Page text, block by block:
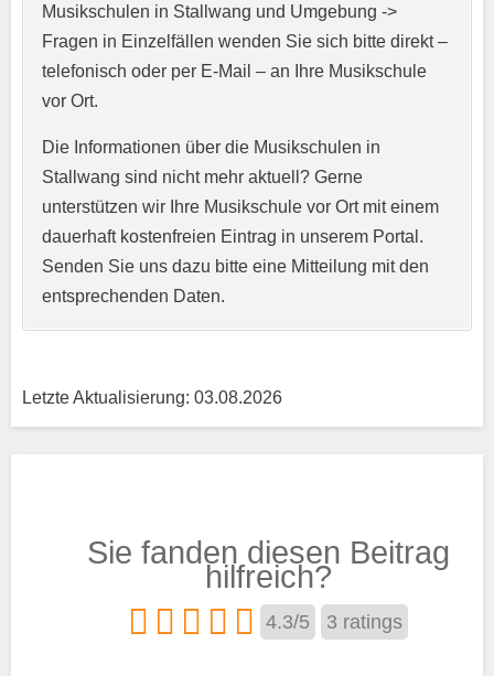
Kurzprofil der Musikschule*
Trägertyp*
Musikschulen in Stallwang und Umgebung ->
Fragen in Einzelfällen wenden Sie sich bitte direkt –
telefonisch oder per E-Mail – an Ihre Musikschule
vor Ort.
Die Informationen über die Musikschulen in
Stallwang sind nicht mehr aktuell? Gerne
unterstützen wir Ihre Musikschule vor Ort mit einem
dauerhaft kostenfreien Eintrag in unserem Portal.
Senden Sie uns dazu bitte eine Mitteilung mit den
entsprechenden Daten.
Letzte Aktualisierung: 03.08.2026
Sie fanden diesen Beitrag
hilfreich?
4.3/5 3 ratings